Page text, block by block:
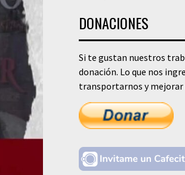
DONACIONES
Si te gustan nuestros
donación. Lo que nos
transportarnos y mejorar